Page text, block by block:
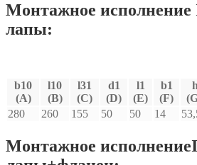
Монтажное исполнение
лапы:
b10
(A)
l10
(B)
l31
(C)
d1
(D)
l1
(E)
b1
(F)
280
260 155 50 50 14
Монтажное